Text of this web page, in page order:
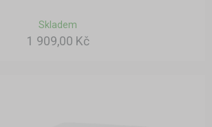
Skladem
1 909,00 Kč